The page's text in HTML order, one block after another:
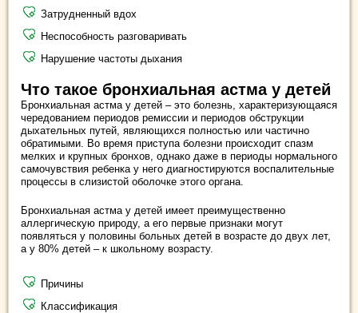
Затрудненный вдох
Неспособность разговаривать
Нарушение частоты дыхания
Что такое бронхиальная астма у детей
Бронхиальная астма у детей – это болезнь, характеризующаяся
чередованием периодов ремиссии и периодов обструкции
дыхательных путей, являющихся полностью или частично
обратимыми. Во время приступа болезни происходит спазм
мелких и крупных бронхов, однако даже в периоды нормального
самочувствия ребенка у него диагностируются воспалительные
процессы в слизистой оболочке этого органа.
Бронхиальная астма у детей имеет преимущественно
аллергическую природу, а его первые признаки могут
появляться у половины больных детей в возрасте до двух лет,
а у 80% детей – к школьному возрасту.
Причины
Классификация